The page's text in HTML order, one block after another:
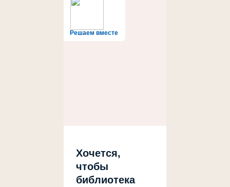
Решаем вместе
Хочется,
чтобы
библиотека